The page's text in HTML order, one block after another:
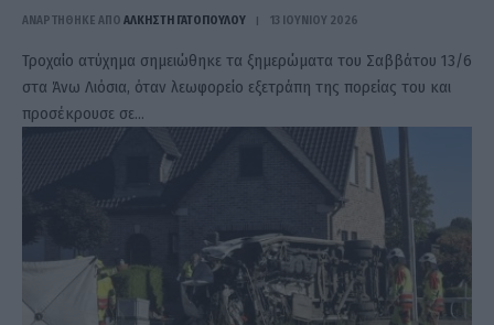
ΑΝΑΡΤΗΘΗΚΕ ΑΠΟ ΆΛΚΗΣΤΗ ΓΑΤΟΠΟΎΛΟΥ 13 ΙΟΥΝΊΟΥ 2026
Τροχαίο ατύχημα σημειώθηκε τα ξημερώματα του Σαββάτου 13/6
στα Άνω Λιόσια, όταν λεωφορείο εξετράπη της πορείας του και
προσέκρουσε σε…